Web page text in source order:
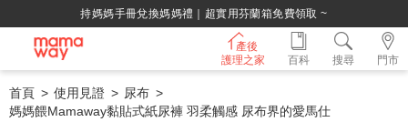
持媽媽手冊兌換媽媽禮｜超實用芬蘭箱免費領取 ~
產後
護理之家
門市
百科 搜尋
首頁 使用見證
尿布
媽媽餵Mamaway黏貼式紙尿褲 羽柔觸感 尿布界的愛馬仕